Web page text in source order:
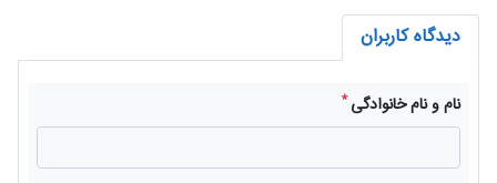
دیدگاه کاربران
نام و نام خانوادگی*